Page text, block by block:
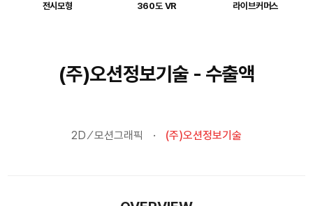
전시모형 360도 VR 라이브커머스
(주)오션정보기술 - 수출액
2D ⁄ 모션그래픽 (주)오션정보기술